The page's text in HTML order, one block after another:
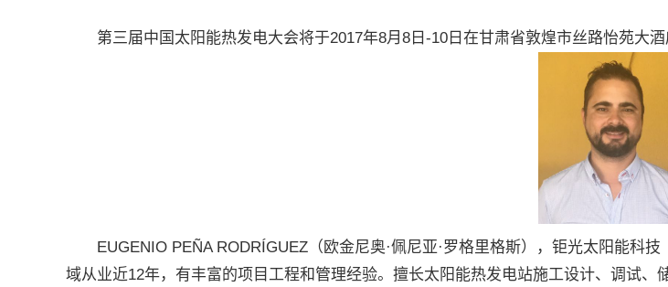
第三届中国太阳能热发电大会将于2017年8月8日-10日在甘肃省敦煌市丝路怡苑大酒
EUGENIO PEÑA RODRÍGUEZ（欧金尼奥·佩尼亚·罗格里格斯），钜光太阳能科
域从业近12年，有丰富的项目工程和管理经验。擅长太阳能热发电站施工设计、调试